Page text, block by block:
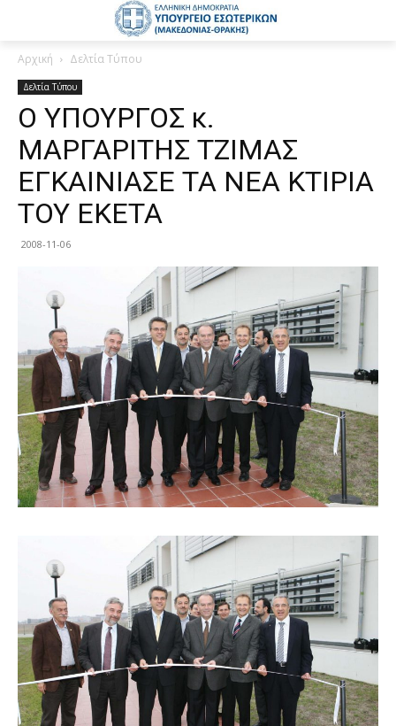
Αρχική Δελτία Τύπου
Δελτία Τύπου
Ο ΥΠΟΥΡΓΟΣ κ.
ΜΑΡΓΑΡΙΤΗΣ ΤΖΙΜΑΣ
ΕΓΚΑΙΝΙΑΣΕ ΤΑ ΝΕΑ ΚΤΙΡΙΑ
ΤΟΥ ΕΚΕΤΑ
2008-11-06